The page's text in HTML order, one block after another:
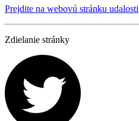
Prejdite na webovú stránku udalosti
Zdielanie stránky